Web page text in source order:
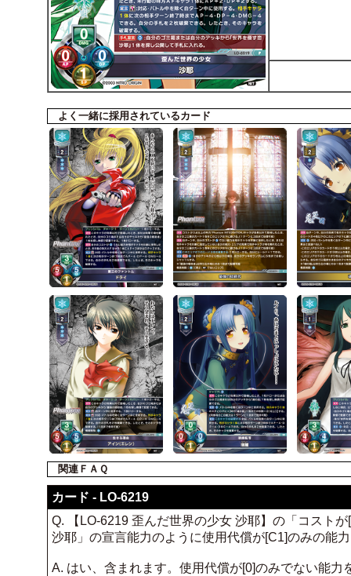
よく一緒に採用されているカード
関連ＦＡＱ
カード - LO-6219
Q. 【LO-6219 歪んだ世界の少女 沙耶】の「コスト
沙耶」の宣言能力のように使用代償が[C1]のみの能
A. はい、含まれます。使用代償が[0]のみでない能